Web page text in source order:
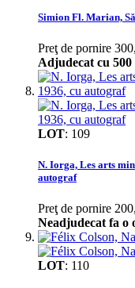
Simion Fl. Marian,
Preţ de pornire
Adjudecat cu 500
LOT: 109
N. Iorga, Les arts
autograf
Preţ de pornire
Neadjudecat fa o
LOT: 110